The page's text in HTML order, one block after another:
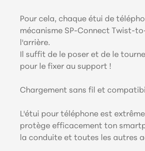
Pour cela, chaque étui de
mécanisme SP-Connect Twist-
l'arrière.
Il suffit de le poser et de le
pour le fixer au support !
Chargement sans fil et
L'étui pour téléphone est
protège efficacement ton
la conduite et toutes les autres